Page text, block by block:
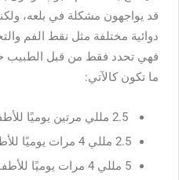
قد يواجهون مشكلة في بلعه،
دوائية مختلفة مثل نقط الفم
فهي تحدد فقط من قبل الطبيب
ما تكون كالآتي:
2.5 مللي 4 مرات يوميًا للأطفال من عمر 3 إلى 6 أشهر.
5 مللي 4 مرات يوميًا للأطفال من عمر 6 أشهر إلى عامين.